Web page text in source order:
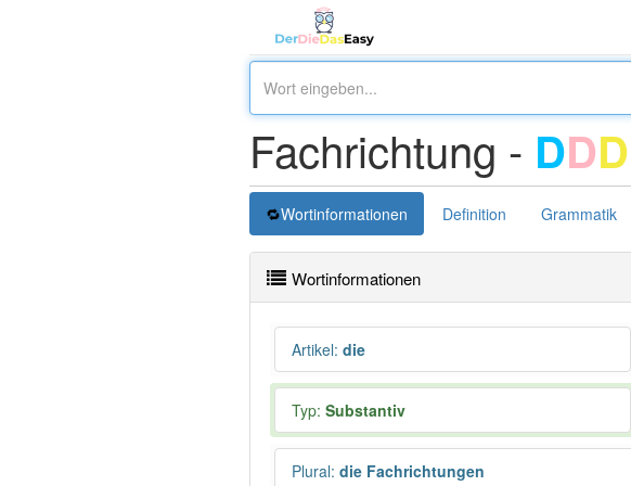
Fachrichtung - DDD
Wortinformationen Definition Grammatik
Wortinformationen
Artikel: die
Typ: Substantiv
Plural: die Fachrichtungen